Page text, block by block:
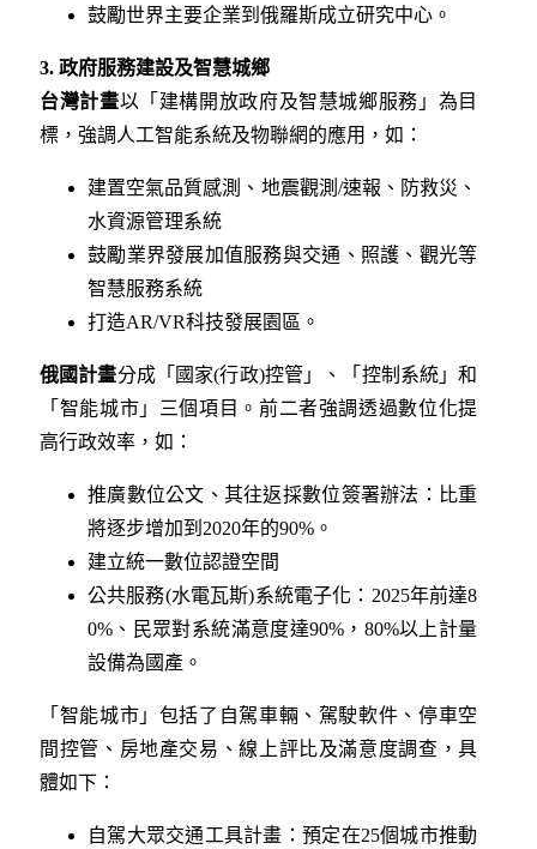
鼓勵世界主要企業到俄羅斯成立研究中心。
3. 政府服務建設及智慧城鄉
台灣計畫以「建構開放政府及智慧城鄉服務」為目
標，強調人工智能系統及物聯網的應用，如：
建置空氣品質感測、地震觀測/速報、防救災、
水資源管理系統
鼓勵業界發展加值服務與交通、照護、觀光等
智慧服務系統
打造AR/VR科技發展園區。
俄國計畫分成「國家(行政)控管」、「控制系統」和
「智能城市」三個項目。前二者強調透過數位化提
高行政效率，如：
推廣數位公文、其往返採數位簽署辦法：比重
將逐步增加到2020年的90%。
建立統一數位認證空間
公共服務(水電瓦斯)系統電子化：2025年前達8
0%、民眾對系統滿意度達90%，80%以上計量
設備為國產。
「智能城市」包括了自駕車輛、駕駛軟件、停車空
間控管、房地產交易、線上評比及滿意度調查，具
體如下：
自駕大眾交通工具計畫：預定在25個城市推動